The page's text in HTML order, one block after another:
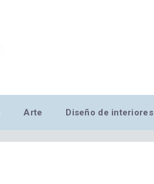
Arte Diseño de interiores